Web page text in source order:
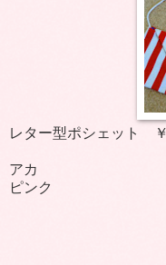
レター型ポシェット
アカ
ピンク